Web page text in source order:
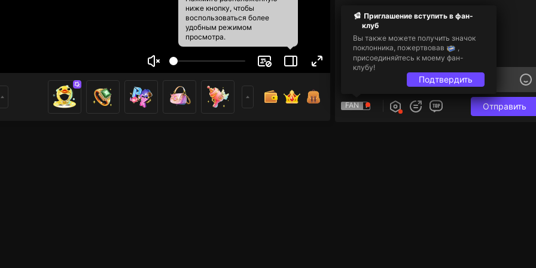
ниже кнопку, чтобы
воспользоваться более
удобным режимом
просмотра.
FAN Отправить
Приглашение вступить в фан-
клуб
Вы также можете получить значок
поклонника, пожертвовав
присоединяйтесь к моему фан-
клубу!
Подтвердить